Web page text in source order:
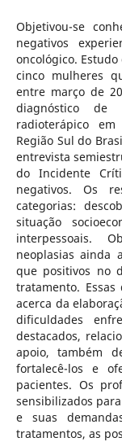
Objetivou-se
negativos
oncológico.
cinco mulheres
entre março de
diagnóstico de
radioterápico
Região Sul do
entrevista
do Incidente
negativos. Os
categorias:
situação
interpessoais.
neoplasias ainda
que positivos no
tratamento.
acerca da
dificuldades
destacados,
apoio, também
fortalecê-los e
pacientes. Os
sensibilizados
e suas
tratamentos, as